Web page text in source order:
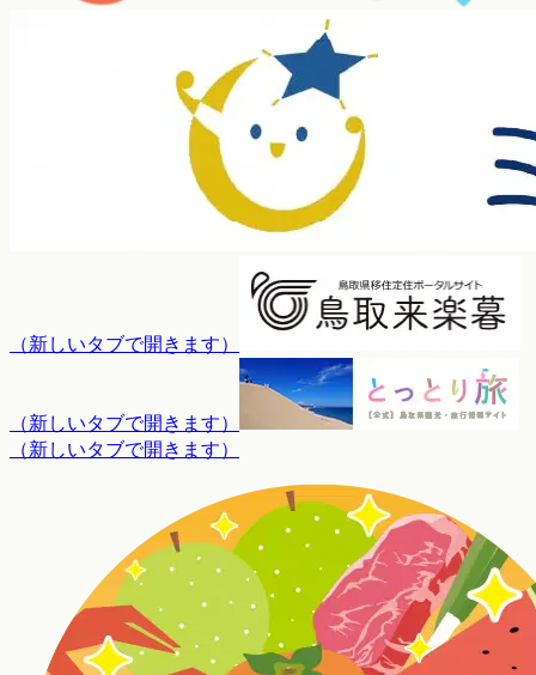
（新しいタブで開きます）
（新しいタブで開きます）
（新しいタブで開きます）